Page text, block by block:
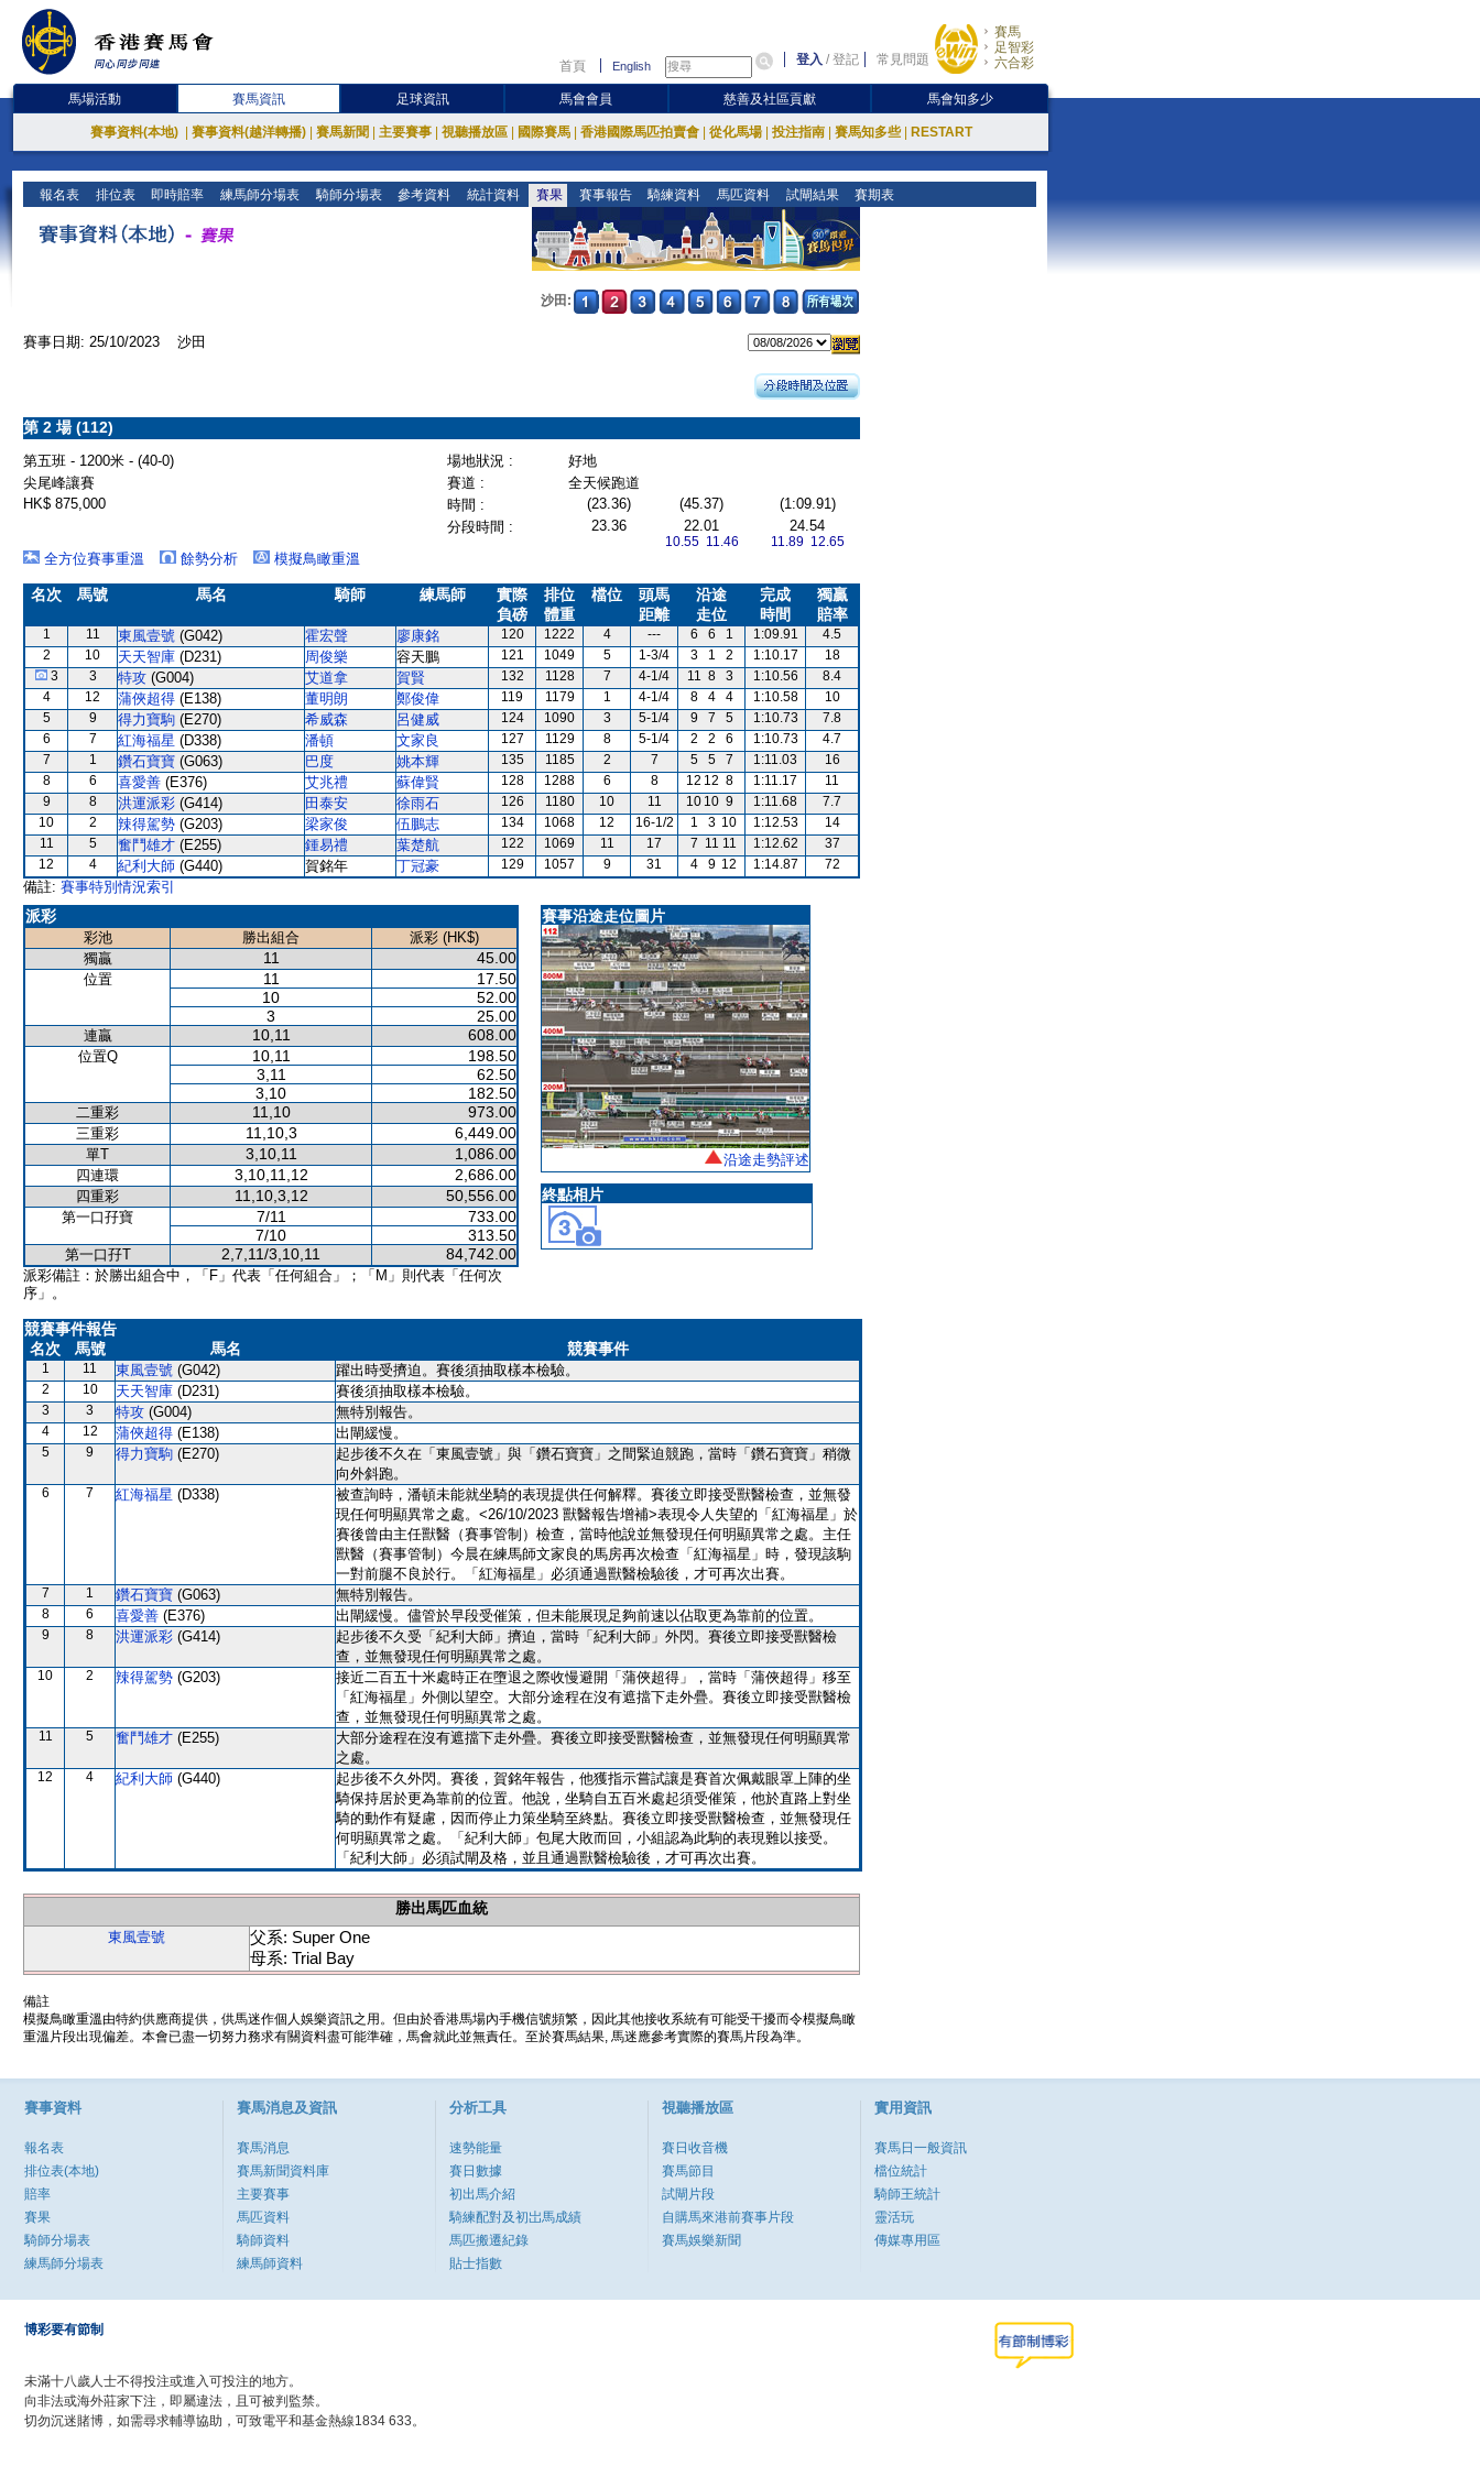
首頁 English 登入 /登記 常見問題
賽馬
足智彩
六合彩
馬場活動 賽馬資訊 足球資訊 馬會會員 慈善及社區貢獻 馬會知多少
賽事資料(本地) 賽事資料(越洋轉播) 賽馬新聞 主要賽事 視聽播放區 國際賽馬 香港國際馬匹拍賣會 從化馬場 投注指南 賽馬知多些 RESTART
報名表 排位表 即時賠率 練馬師分場表 騎師分場表 參考資料 統計資料 賽果 賽事報告 騎練資料 馬匹資料 試閘結果 賽期表
沙田:
賽事日期: 25/10/2023 沙田
第 2 場 (112)
第五班 - 1200米 - (40-0) 場地狀況 :
好地
尖尾峰讓賽
賽道 :
全天候跑道
HK$ 875,000
時間 : (23.36) (45.37)
(1:09.91)
分段時間 :
23.36 22.01
10.55 11.46
24.54
11.89 12.65
全方位賽事重溫 餘勢分析 模擬鳥瞰重溫
名次 馬號 馬名 騎師 練馬師
實際
負磅
排位
體重
檔位
頭馬
距離
沿途
走位
完成
時間
獨贏
賠率
1 11 東風壹號 (G042) 霍宏聲 廖康銘 120 1222 4 --- 6 6 1 1:09.91
4.5
2
10 天天智庫 (D231) 周俊樂 容天鵬 121 1049 5 1-3/4 3 1 2 1:10.17
18
3
3 特攻 (G004) 艾道拿 賀賢 132 1128 7 4-1/4 11 8 3 1:10.56
8.4
4
12 蒲俠超得 (E138) 董明朗 鄭俊偉 119 1179 1 4-1/4 8 4 4 1:10.58
10
5
9 得力寶駒 (E270) 希威森 呂健威 124 1090 3 5-1/4 9 7 5 1:10.73
7.8
6
7 紅海福星 (D338) 潘頓 文家良 127 1129 8 5-1/4 2 2 6 1:10.73
4.7
7
1 鑽石寶寶 (G063) 巴度 姚本輝 135 1185 2 7 5 5 7 1:11.03
16
8
6 喜愛善 (E376) 艾兆禮 蘇偉賢 128 1288 6 8 12 12 8 1:11.17
11
9
8 洪運派彩 (G414) 田泰安 徐雨石 126 1180 10 11 10 10 9 1:11.68
7.7
10
2 辣得駕勢 (G203) 梁家俊 伍鵬志 134 1068 12 16-1/2 1 3 10 1:12.53
14
11
5 奮鬥雄才 (E255) 鍾易禮 葉楚航 122 1069 11 17 7 11 11 1:12.62
37
12
4 紀利大師 (G440) 賀銘年 丁冠豪 129 1057 9 31 4 9 12 1:14.87 72
備註: 賽事特別情況索引
派彩
彩池 勝出組合
派彩 (HK$)
獨贏
11 45.00
位置 11
17.50
10
52.00
3
25.00
連贏 10,11 608.00
位置Q 10,11
198.50
3,11
62.50
3,10
182.50
二重彩 11,10 973.00
三重彩 11,10,3 6,449.00
單T 3,10,11 1,086.00
四連環 3,10,11,12 2,686.00
四重彩 11,10,3,12 50,556.00
第一口孖寶 7/11
733.00
7/10
313.50
第一口孖T 2,7,11/3,10,11 84,742.00
派彩備註：於勝出組合中，「F」代表「任何組合」；「M」則代表「任何次
序」。
賽事沿途走位圖片
沿途走勢評述
終點相片
競賽事件報告
名次
馬號 馬名 競賽事件
1 11 東風壹號 (G042) 躍出時受擠迫。賽後須抽取樣本檢驗。
2 10 天天智庫 (D231) 賽後須抽取樣本檢驗。
3 3 特攻 (G004) 無特別報告。
4 12 蒲俠超得 (E138) 出閘緩慢。
5 9 得力寶駒 (E270)
起步後不久在「東風壹號」與「鑽石寶寶」之間緊迫競跑，當時「鑽石寶寶」稍微
向外斜跑。
6 7 紅海福星 (D338)
被查詢時，潘頓未能就坐騎的表現提供任何解釋。賽後立即接受獸醫檢查，並無發
現任何明顯異常之處。<26/10/2023 獸醫報告增補>表現令人失望的「紅海福星」於
賽後曾由主任獸醫（賽事管制）檢查，當時他說並無發現任何明顯異常之處。主任
獸醫（賽事管制）今晨在練馬師文家良的馬房再次檢查「紅海福星」時，發現該駒
一對前腿不良於行。「紅海福星」必須通過獸醫檢驗後，才可再次出賽。
7 1 鑽石寶寶 (G063) 無特別報告。
8 6 喜愛善 (E376) 出閘緩慢。儘管於早段受催策，但未能展現足夠前速以佔取更為靠前的位置。
9 8 洪運派彩 (G414)
起步後不久受「紀利大師」擠迫，當時「紀利大師」外閃。賽後立即接受獸醫檢
查，並無發現任何明顯異常之處。
10 2 辣得駕勢 (G203)
接近二百五十米處時正在墮退之際收慢避開「蒲俠超得」，當時「蒲俠超得」移至
「紅海福星」外側以望空。大部分途程在沒有遮擋下走外疊。賽後立即接受獸醫檢
查，並無發現任何明顯異常之處。
11 5 奮鬥雄才 (E255)
大部分途程在沒有遮擋下走外疊。賽後立即接受獸醫檢查，並無發現任何明顯異常
之處。
12 4 紀利大師 (G440)
起步後不久外閃。賽後，賀銘年報告，他獲指示嘗試讓是賽首次佩戴眼罩上陣的坐
騎保持居於更為靠前的位置。他說，坐騎自五百米處起須受催策，他於直路上對坐
騎的動作有疑慮，因而停止力策坐騎至終點。賽後立即接受獸醫檢查，並無發現任
何明顯異常之處。「紀利大師」包尾大敗而回，小組認為此駒的表現難以接受。
「紀利大師」必須試閘及格，並且通過獸醫檢驗後，才可再次出賽。
勝出馬匹血統
東風壹號
父系: Super One
母系: Trial Bay
備註
模擬鳥瞰重溫由特約供應商提供，供馬迷作個人娛樂資訊之用。但由於香港馬場內手機信號頻繁，因此其他接收系統有可能受干擾而令模擬鳥瞰
重溫片段出現偏差。本會已盡一切努力務求有關資料盡可能準確，馬會就此並無責任。至於賽馬結果, 馬迷應參考實際的賽馬片段為準。
賽事資料
報名表
排位表(本地)
賠率
賽果
騎師分場表
練馬師分場表
賽馬消息及資訊
賽馬消息
賽馬新聞資料庫
主要賽事
馬匹資料
騎師資料
練馬師資料
分析工具
速勢能量
賽日數據
初出馬介紹
騎練配對及初岀馬成績
馬匹搬遷紀錄
貼士指數
視聽播放區
賽日收音機
賽馬節目
試閘片段
自購馬來港前賽事片段
賽馬娛樂新聞
實用資訊
賽馬日一般資訊
檔位統計
騎師王統計
靈活玩
傳媒專用區
博彩要有節制
未滿十八歲人士不得投注或進入可投注的地方。
向非法或海外莊家下注，即屬違法，且可被判監禁。
切勿沉迷賭博，如需尋求輔導協助，可致電平和基金熱線1834 633。